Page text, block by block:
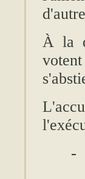
À la
-